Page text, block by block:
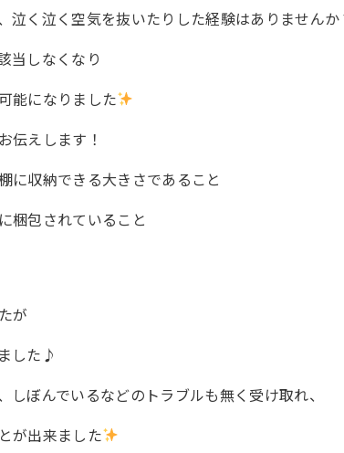
泣く泣く空気を抜いたりした経験はありませんか
当しなくなり
能になりました
伝えします！
収納できる大きさであること
梱包されていること
が
した♪
ぼんでいるなどのトラブルも無く受け取れ、
が出来ました